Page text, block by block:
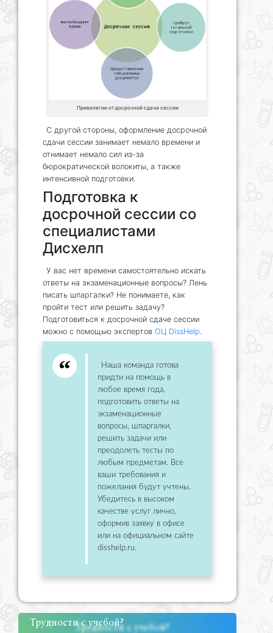
Привилегии от досрочной сдачи сессии
С другой стороны, оформление досрочной
сдачи сессии занимает немало времени и
отнимает немало сил из-за
бюрократической волокиты, а также
интенсивной подготовки.
Подготовка к
досрочной сессии со
специалистами
Дисхелп
У вас нет времени самостоятельно искать
ответы на экзаменационные вопросы? Лень
писать шпаргалки? Не понимаете, как
пройти тест или решить задачу?
Подготовиться к досрочной сдаче сессии
можно с помощью экспертов ОЦ DissHelp.
Наша команда готова
придти на помощь в
любое время года,
подготовить ответы на
экзаменационные
вопросы, шпаргалки,
решить задачи или
преодолеть тесты по
любым предметам. Все
ваши требования и
пожелания будут учтены.
Убедитесь в высоком
качестве услуг лично,
оформив заявку в офисе
или на официальном сайте
disshelp.ru.
Трудности с учебой?